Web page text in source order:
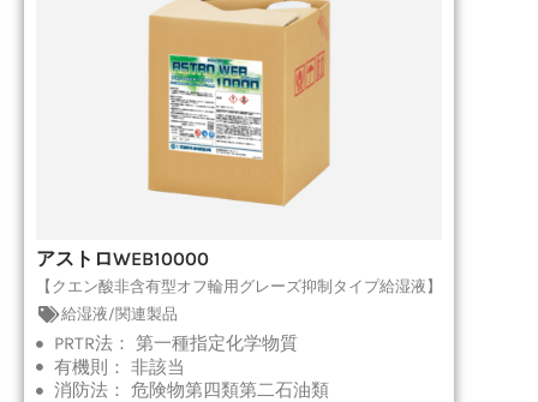
アストロWEB10000
【クエン酸非含有型オフ輪用グレーズ抑制タイプ給湿液】
給湿液/関連製品
PRTR法： 第一種指定化学物質
有機則： 非該当
消防法： 危険物第四類第二石油類